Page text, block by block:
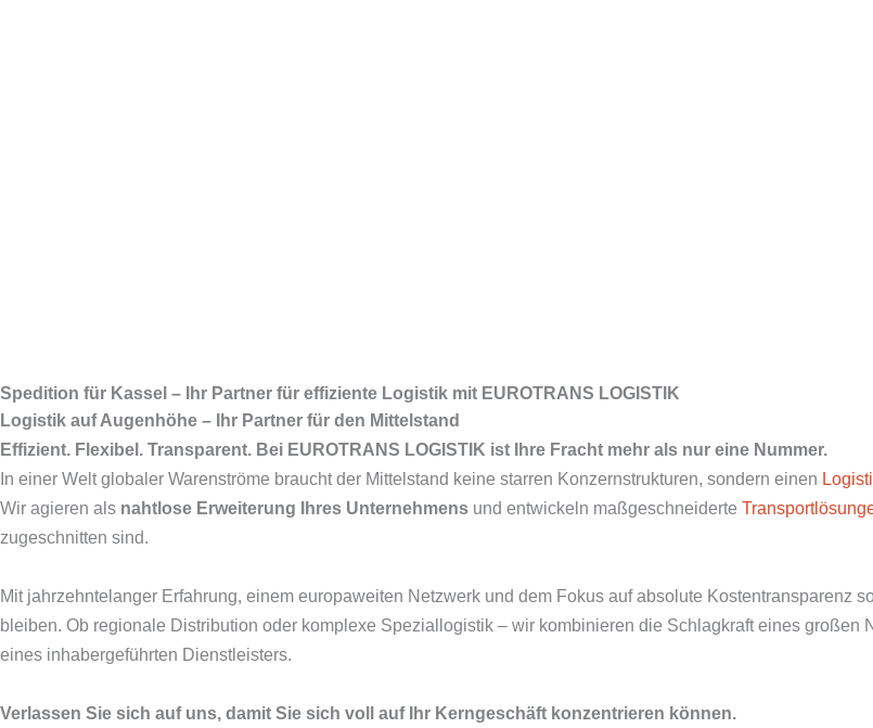
Spedition für Kassel – Ihr Partner für effiziente Logistik mit EUROTRANS LOGISTIK
Logistik auf Augenhöhe – Ihr Partner für den Mittelstand
Effizient. Flexibel. Transparent. Bei EUROTRANS LOGISTIK ist Ihre Fracht mehr als nur eine Nummer.
In einer Welt globaler Warenströme braucht der Mittelstand keine starren Konzernstrukturen, sondern einen
Wir agieren als nahtlose Erweiterung Ihres Unternehmens und entwickeln maßgeschneiderte
zugeschnitten sind.
Mit jahrzehntelanger Erfahrung, einem europaweiten Netzwerk und dem Fokus auf absolute Kostentransparenz
bleiben. Ob regionale Distribution oder komplexe Speziallogistik – wir kombinieren die Schlagkraft eines großen
eines inhabergeführten Dienstleisters.
Verlassen Sie sich auf uns, damit Sie sich voll auf Ihr Kerngeschäft konzentrieren können.